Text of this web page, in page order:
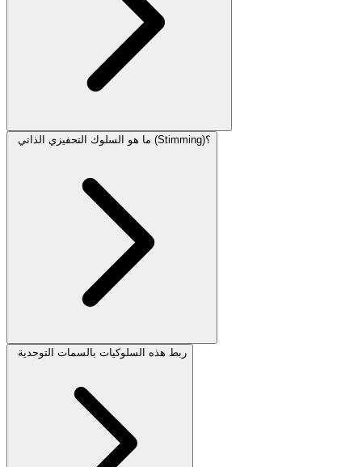
ما هو السلوك التحفيزي الذاتي (Stimming)؟
ربط هذه السلوكيات بالسمات التوحدية